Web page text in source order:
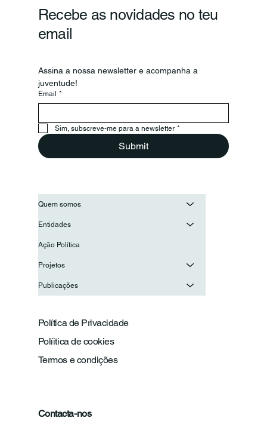
para reforçar a cooperação entre as
juventudes ibero-americanas
Recebe as novidades no teu
email
Assina a nossa newsletter e acompanha a
juventude!
Email *
Sim, subscreve-me para a newsletter *
Submit
Quem somos
Entidades
Ação Política
Projetos
Publicações
Política de Privacidade
Termos e condições
Políitica de cookies
Contacta-nos